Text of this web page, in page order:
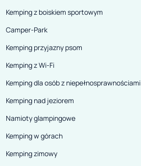
Kemping z boiskiem sportowym
Camper-Park
Kemping przyjazny psom
Kemping z Wi-Fi
Kemping dla osób z niepełnosprawnościami
Kemping nad jeziorem
Namioty glampingowe
Kemping w górach
Kemping zimowy